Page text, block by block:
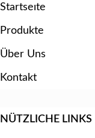
Startseıte
Produkte
Über Uns
Kontakt
NÜTZLICHE LINKS